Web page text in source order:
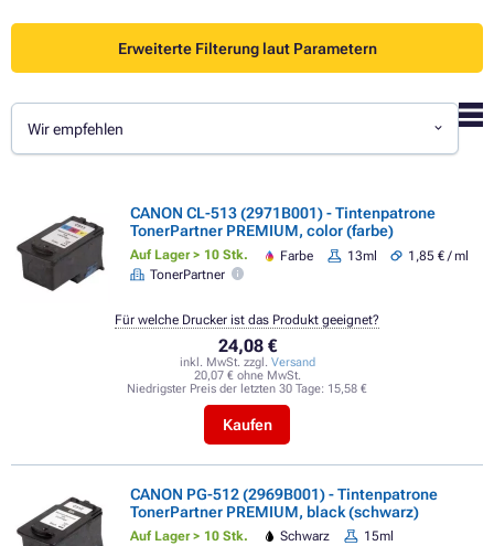
Erweiterte Filterung laut Parametern
Wir empfehlen
CANON CL-513 (2971B001) - Tintenpatrone
TonerPartner PREMIUM, color (farbe)
Auf Lager > 10 Stk. Farbe 13ml
1,85 € / ml
TonerPartner
24,08 €
inkl. MwSt. zzgl. Versand
20,07 € ohne MwSt.
Niedrigster Preis der letzten 30 Tage: 15,58 €
Kaufen
Für welche Drucker ist das Produkt geeignet?
CANON PG-512 (2969B001) - Tintenpatrone
TonerPartner PREMIUM, black (schwarz)
Auf Lager > 10 Stk. Schwarz
15ml